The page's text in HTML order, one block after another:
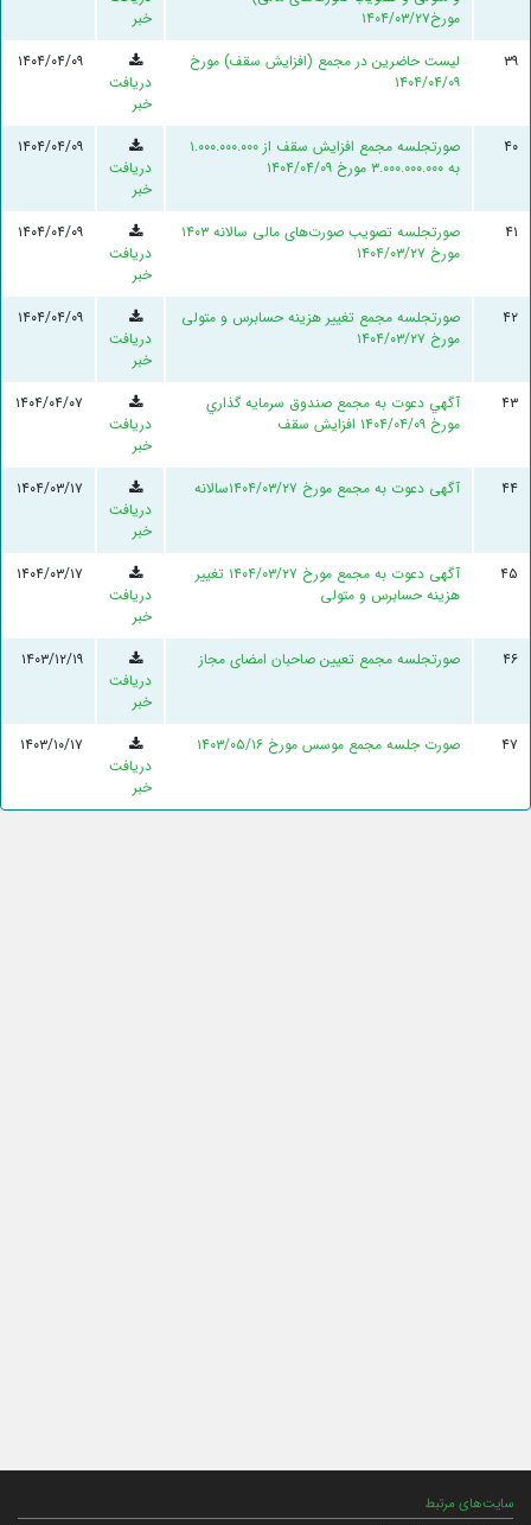
مورخ۱۴۰۴/۰۳/۲۷
خبر
۳۹
لیست حاضرین در مجمع (افزایش سقف) مورخ
۱۴۰۴/۰۴/۰۹
دریافت
خبر
۱۴۰۴/۰۴/۰۹
۴۰
صورتجلسه مجمع افزایش سقف از ۱.۰۰۰.۰۰۰.۰۰۰
به ۳.۰۰۰.۰۰۰.۰۰۰ مورخ ۱۴۰۴/۰۴/۰۹
دریافت
خبر
۱۴۰۴/۰۴/۰۹
۴۱
صورتجلسه تصویب صورت‌های مالی سالانه ۱۴۰۳
مورخ ۱۴۰۴/۰۳/۲۷
دریافت
خبر
۱۴۰۴/۰۴/۰۹
۴۲
صورتجلسه مجمع تغییر هزینه حسابرس و متولی
مورخ ۱۴۰۴/۰۳/۲۷
دریافت
خبر
۱۴۰۴/۰۴/۰۹
۴۳
آگهي دعوت به مجمع صندوق سرمايه گذاري
مورخ ۱۴۰۴/۰۴/۰۹ افزایش سقف
دریافت
خبر
۱۴۰۴/۰۴/۰۷
۴۴
آگهی دعوت به مجمع مورخ ۱۴۰۴/۰۳/۲۷سالانه
دریافت
خبر
۱۴۰۴/۰۳/۱۷
۴۵
آگهی دعوت به مجمع مورخ ۱۴۰۴/۰۳/۲۷ تغییر
هزینه حسابرس و متولی
دریافت
خبر
۱۴۰۴/۰۳/۱۷
۴۶
صورتجلسه مجمع تعیین صاحبان امضای مجاز
دریافت
خبر
۱۴۰۳/۱۲/۱۹
۴۷
صورت جلسه مجمع موسس مورخ ۱۴۰۳/۰۵/۱۶
دریافت
خبر
۱۴۰۳/۱۰/۱۷
سایت‌های مرتبط